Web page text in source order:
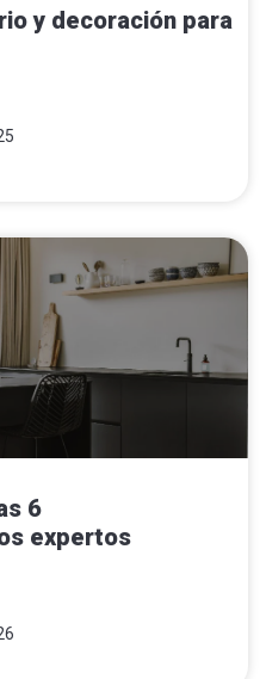
y decoración para
6
expertos